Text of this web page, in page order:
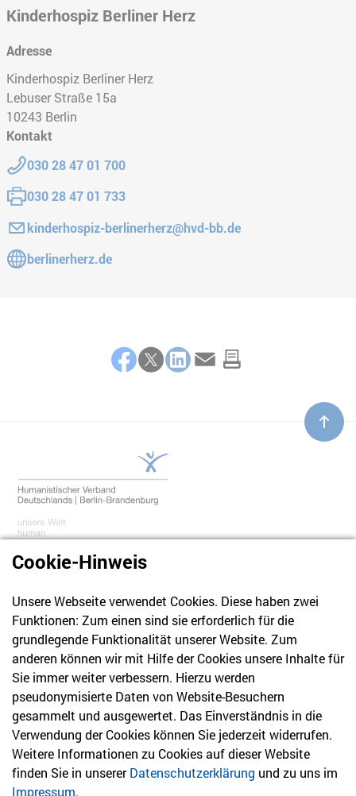
Kinderhospiz Berliner Herz
Adresse
Kinderhospiz Berliner Herz
Lebuser Straße 15a
10243 Berlin
Kontakt
Telefon:
030 28 47 01 700
Fax:030 28 47 01 733
E-Mail:kinderhospiz-berlinerherz@hvd-bb.de
Gehe zur Website:
berlinerherz.de
030 61 39 04 10
info@hvd-bb.de
Newsletter
Bleiben Sie mit unserem Newsletter auf dem aktuellsten
Stand mit Themen, die Sie interessieren.
Jetzt anmelden
Cookie-Hinweis
Unsere Webseite verwendet Cookies. Diese haben zwei
Funktionen: Zum einen sind sie erforderlich für die
grundlegende Funktionalität unserer Website. Zum
anderen können wir mit Hilfe der Cookies unsere Inhalte für
Sie immer weiter verbessern. Hierzu werden
pseudonymisierte Daten von Website-Besuchern
gesammelt und ausgewertet. Das Einverständnis in die
Verwendung der Cookies können Sie jederzeit widerrufen.
Weitere Informationen zu Cookies auf dieser Website
finden Sie in unsererDatenschutzerklärung und zu uns im
Impressum.